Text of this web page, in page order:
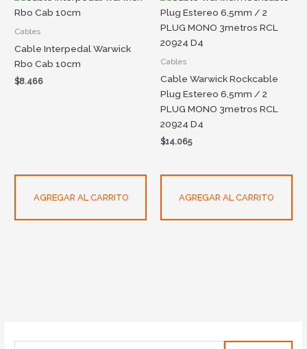
Cables
Cable Interpedal Warwick
Rbo Cab 10cm
$8.466
AGREGAR AL CARRITO
Cables
Cable Warwick Rockcable
Plug Estereo 6,5mm / 2
PLUG MONO 3metros RCL
20924 D4
$14.065
AGREGAR AL CARRITO